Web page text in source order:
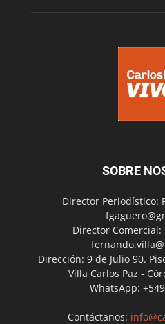
SOBRE
Director Periodístico:
Director Comercial:
Dirección: 9 de Julio 90.
Villa Carlos Paz -
WhatsApp:
Contáctanos: